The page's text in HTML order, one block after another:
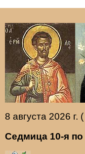
8 августа 2026 г.
Седмица 10-я по